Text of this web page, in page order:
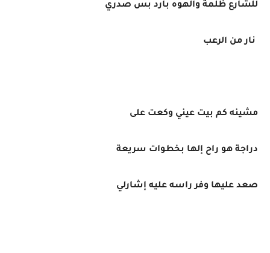
للشارع ظلمة والهوه بارد بس صدري
نار من الرعب
مشينه كم بيت عيني وكعت على
دراجة هو راح إلها بخطوات سريعة
صعد عليها وفر راسه عليه إشارلي